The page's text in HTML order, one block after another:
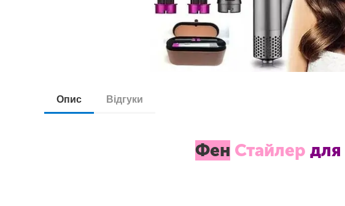
Опис Відгуки
Фен Стайлер для